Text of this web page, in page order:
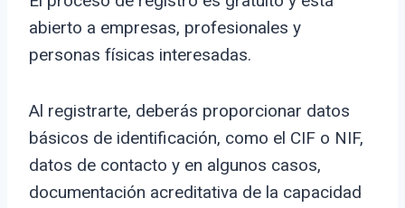
abierto a empresas, profesionales y
personas físicas interesadas.
Al registrarte, deberás proporcionar datos
básicos de identificación, como el CIF o NIF,
datos de contacto y en algunos casos,
documentación acreditativa de la capacidad